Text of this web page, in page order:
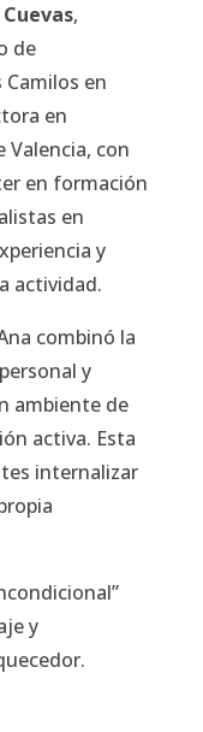
,
de
en
en
Valencia, con
en formación
en
y
actividad.
combinó la
y
ambiente de
activa. Esta
internalizar
y